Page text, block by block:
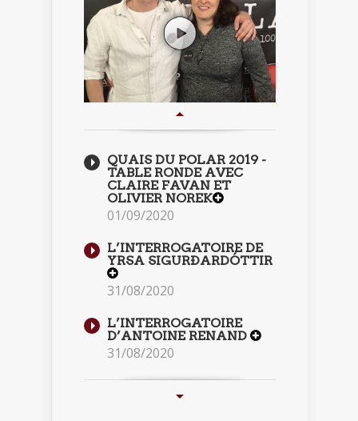
QUAIS DU POLAR 2019 -
TABLE RONDE AVEC
CLAIRE FAVAN ET
OLIVIER NOREK
01/09/2020
L’INTERROGATOIRE DE
YRSA SIGURÐARDÓTTIR
31/08/2020
L’INTERROGATOIRE
D’ANTOINE RENAND
31/08/2020